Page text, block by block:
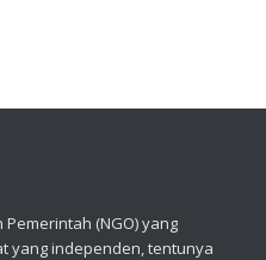
Pemerintah (NGO) yang
yang independen, tentunya